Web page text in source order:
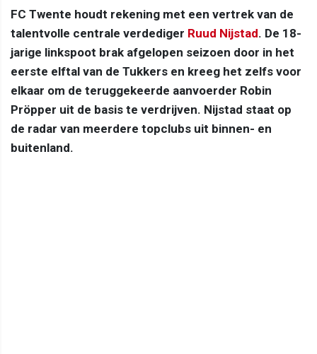
FC Twente houdt rekening met een vertrek van de
talentvolle centrale verdediger Ruud Nijstad. De 18-
jarige linkspoot brak afgelopen seizoen door in het
eerste elftal van de Tukkers en kreeg het zelfs voor
elkaar om de teruggekeerde aanvoerder Robin
Pröpper uit de basis te verdrijven. Nijstad staat op
de radar van meerdere topclubs uit binnen- en
buitenland.